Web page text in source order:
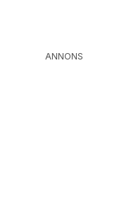
ANNONS